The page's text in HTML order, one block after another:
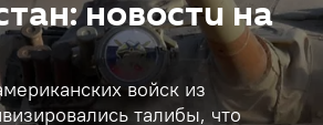
новости на
войск из
талибы, что